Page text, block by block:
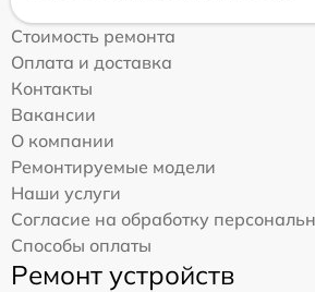
Стоимость ремонта
Оплата и доставка
Контакты
Вакансии
О компании
Ремонтируемые модели
Наши услуги
Согласие на обработку
Способы оплаты
Ремонт устройств